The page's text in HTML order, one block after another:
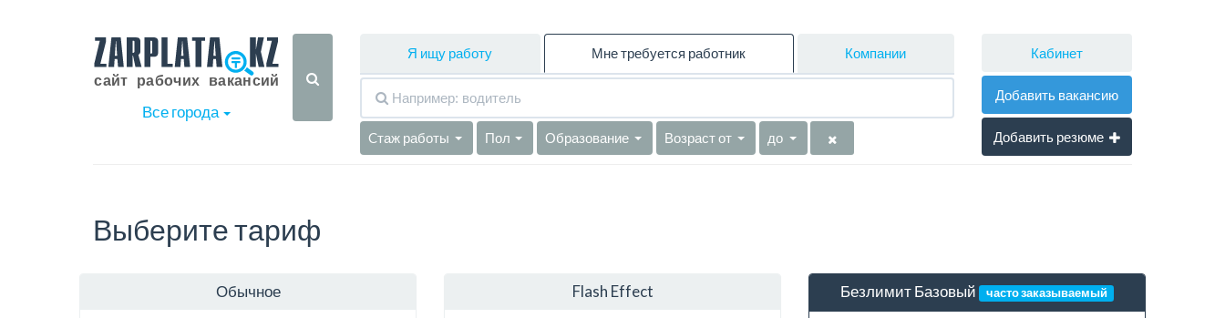
Все города
Я ищу работу Мне требуется работник Компании
Cтаж работы Пол Образование Возраст от до
Кабинет
Добавить вакансию
Добавить резюме
Выберите тариф
Обычное Flash Effect Безлимит Базовый часто заказываемый